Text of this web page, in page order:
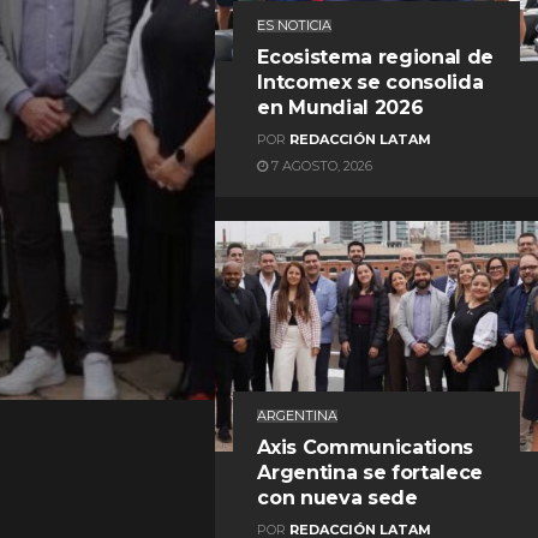
ES NOTICIA
Ecosistema regional de
Intcomex se consolida
en Mundial 2026
POR REDACCIÓN LATAM
7 AGOSTO, 2026
ARGENTINA
Axis Communications
Argentina se fortalece
con nueva sede
POR REDACCIÓN LATAM